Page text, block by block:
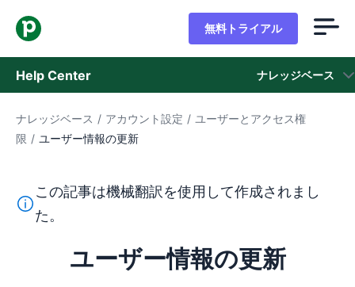
無料トライアル
Help Center ナレッジベース
ナレッジベース
サポートに問い合わせる
ナレッジベース / アカウント設定 / ユーザーとアクセス権
限 / ユーザー情報の更新
このテキストは機械翻訳ツールを使用して英語から翻訳
この記事は機械翻訳を使用して作成されまし
た。
ユーザー情報の更新